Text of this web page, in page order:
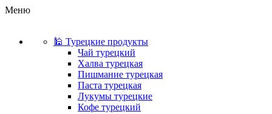
Меню
🕌 Турецкие продукты
Чай турецкий
Халва турецкая
Пишмание турецкая
Паста турецкая
Лукумы турецкие
Кофе турецкий